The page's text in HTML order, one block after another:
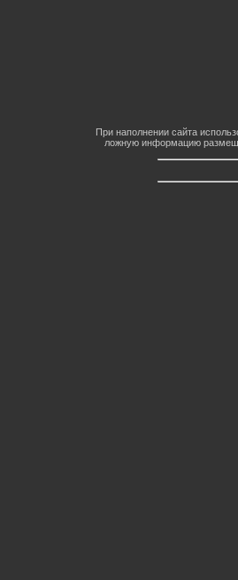
При наполнении сайта
ложную информацию